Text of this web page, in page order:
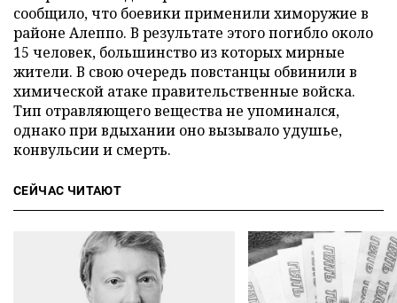
сообщило, что боевики применили химоружие в
районе Алеппо. В результате этого погибло около
15 человек, большинство из которых мирные
жители. В свою очередь повстанцы обвинили в
химической атаке правительственные войска.
Тип отравляющего вещества не упоминался,
однако при вдыхании оно вызывало удушье,
конвульсии и смерть.
СЕЙЧАС ЧИТАЮТ